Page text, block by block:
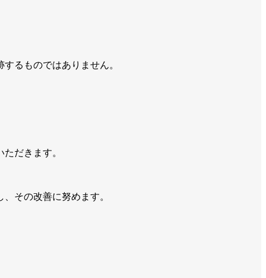
るものではありません。
だきます。
その改善に努めます。